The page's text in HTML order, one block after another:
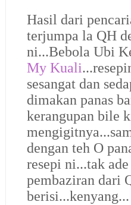
Hasil dari
terjumpa la QH
ni...Bebola Ubi
My Kuali
sesangat dan
dimakan panas
kerangupan bile
dengan teh O
resepi ni...tak
pembaziran dari
berisi...kenyang...